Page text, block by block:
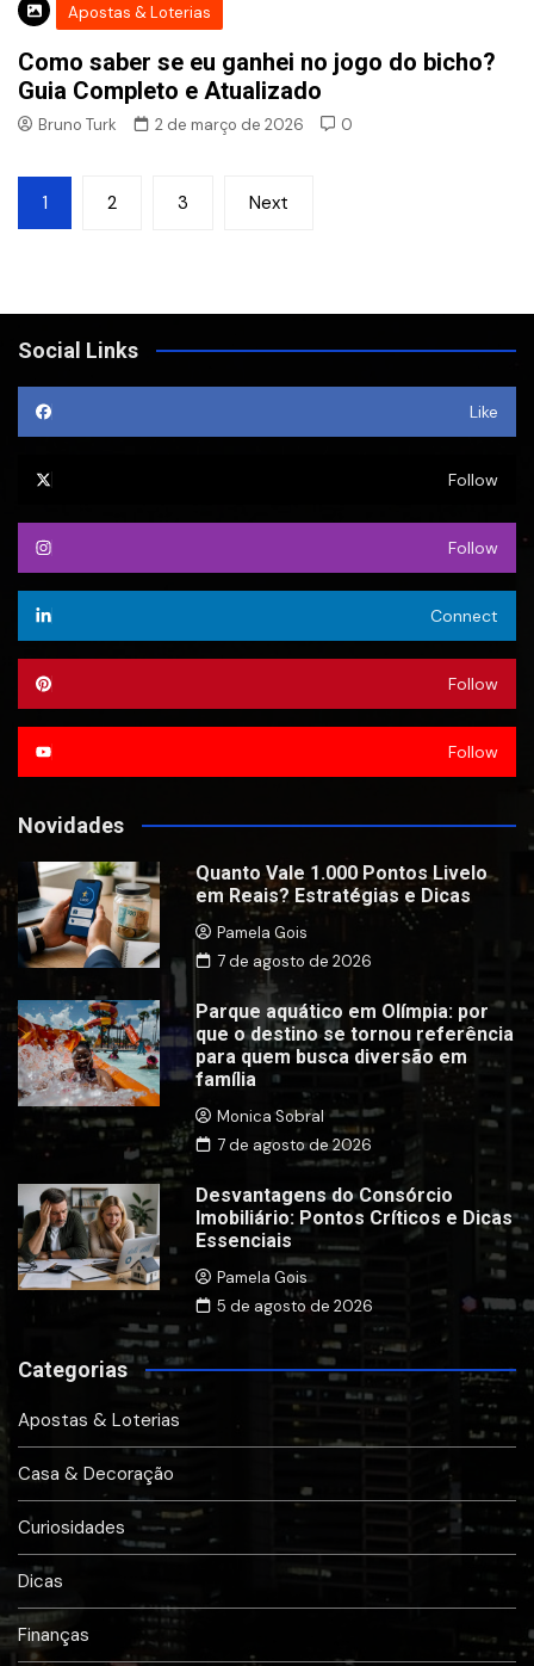
Apostas & Loterias
Como saber se eu ganhei no jogo do bicho?
Guia Completo e Atualizado
Bruno Turk 2 de março de 2026 0
Paginação
de
1 2 3 Next
Social Links
Like
Follow
Follow
Connect
Follow
Follow
Novidades
Quanto Vale 1.000 Pontos Livelo
em Reais? Estratégias e Dicas
Pamela Gois
7 de agosto de 2026
Parque aquático em Olímpia: por
que o destino se tornou referência
para quem busca diversão em
família
Monica Sobral
7 de agosto de 2026
Desvantagens do Consórcio
Imobiliário: Pontos Críticos e Dicas
Essenciais
Pamela Gois
5 de agosto de 2026
Categorias
Apostas & Loterias
Casa & Decoração
Curiosidades
Dicas
Finanças